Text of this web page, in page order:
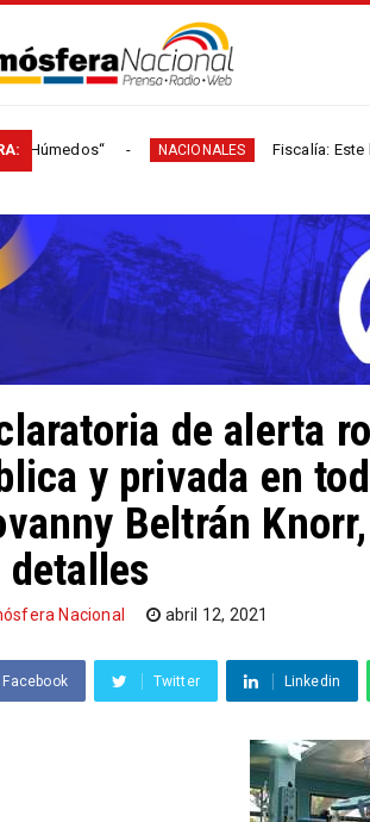
NACIONALES Fiscalía: Este hombre
de alerta
y privada en
Beltrán
detalles
Nacional abril 12, 2021
Facebook Twitter Linkedin